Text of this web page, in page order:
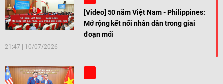
[Video] 50 năm Việt Nam - Philippines:
Mở rộng kết nối nhân dân trong giai
đoạn mới
21:47 10/07/2026